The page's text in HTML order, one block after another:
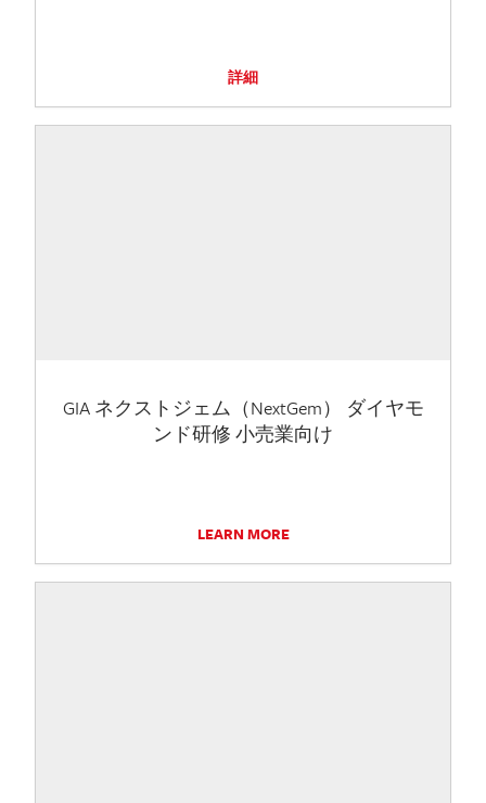
詳細
GIA ネクストジェム（NextGem） ダイヤモ
ンド研修 小売業向け
LEARN MORE